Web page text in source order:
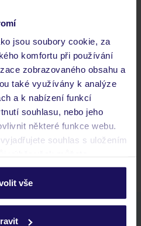
jsou soubory cookie, za
komfortu při používání
zobrazovaného obsahu a
také využívány k analýze
a k nabízení funkcí
souhlasu, nebo jeho
některé funkce webu.
souhlas s uložením
cookie naleznete v
vše
cestování?
příjezdu do hotelu?
zavazadel?
další